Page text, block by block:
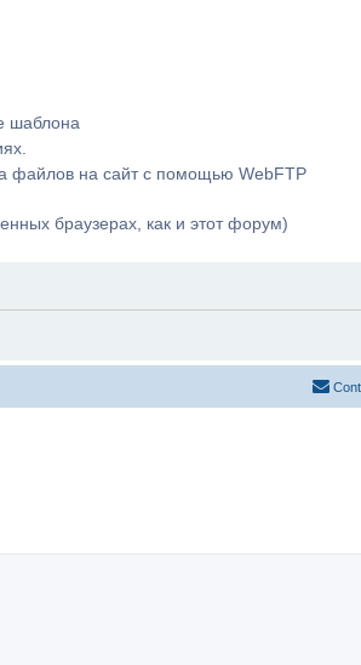
шаблона
файлов на сайт с помощью WebFTP
браузерах, как и этот форум)